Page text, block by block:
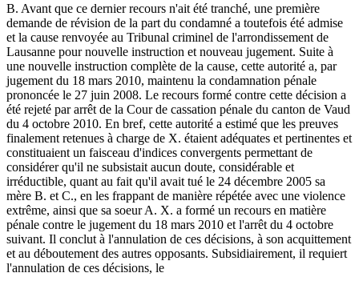
B. Avant que ce dernier recours n'ait été tranché, une première
demande de révision de la part du condamné a toutefois été admise
et la cause renvoyée au Tribunal criminel de l'arrondissement de
Lausanne pour nouvelle instruction et nouveau jugement. Suite à
une nouvelle instruction complète de la cause, cette autorité a, par
jugement du 18 mars 2010, maintenu la condamnation pénale
prononcée le 27 juin 2008. Le recours formé contre cette décision a
été rejeté par arrêt de la Cour de cassation pénale du canton de Vaud
du 4 octobre 2010. En bref, cette autorité a estimé que les preuves
finalement retenues à charge de X. étaient adéquates et pertinentes et
constituaient un faisceau d'indices convergents permettant de
considérer qu'il ne subsistait aucun doute, considérable et
irréductible, quant au fait qu'il avait tué le 24 décembre 2005 sa
mère B. et C., en les frappant de manière répétée avec une violence
extrême, ainsi que sa soeur A. X. a formé un recours en matière
pénale contre le jugement du 18 mars 2010 et l'arrêt du 4 octobre
suivant. Il conclut à l'annulation de ces décisions, à son acquittement
et au déboutement des autres opposants. Subsidiairement, il requiert
l'annulation de ces décisions, le